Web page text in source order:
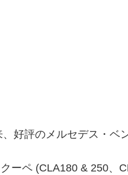
好評のメルセデス・ベ
ーペ (CLA180 & 250、